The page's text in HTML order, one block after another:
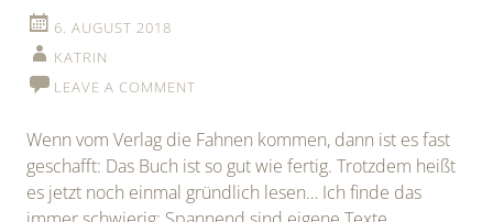
6. AUGUST 2018
KATRIN
LEAVE A COMMENT
Wenn vom Verlag die Fahnen kommen, dann ist es fast
geschafft: Das Buch ist so gut wie fertig. Trotzdem heißt
es jetzt noch einmal gründlich lesen… Ich finde das